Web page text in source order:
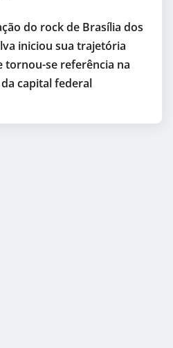
do rock de Brasília dos
iniciou sua trajetória
tornou-se referência na
capital federal